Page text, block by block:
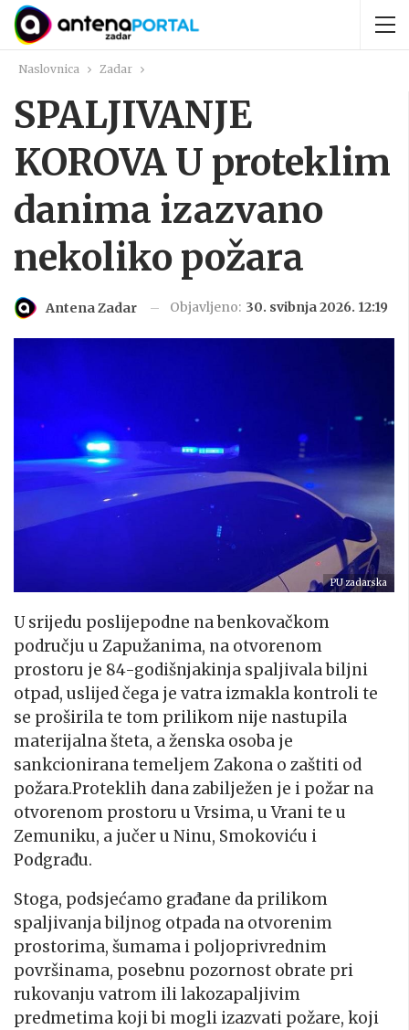
Naslovnica Zadar
SPALJIVANJE
KOROVA U proteklim
danima izazvano
nekoliko požara
Antena Zadar Objavljeno: 30. svibnja 2026. 12:19
PU zadarska
U srijedu poslijepodne na benkovačkom
području u Zapužanima, na otvorenom
prostoru je 84-godišnjakinja spaljivala biljni
otpad, uslijed čega je vatra izmakla kontroli te
se proširila te tom prilikom nije nastupila
materijalna šteta, a ženska osoba je
sankcionirana temeljem Zakona o zaštiti od
požara.Proteklih dana zabilježen je i požar na
otvorenom prostoru u Vrsima, u Vrani te u
Zemuniku, a jučer u Ninu, Smokoviću i
Podgrađu.
Stoga, podsjećamo građane da prilikom
spaljivanja biljnog otpada na otvorenim
prostorima, šumama i poljoprivrednim
površinama, posebnu pozornost obrate pri
rukovanju vatrom ili lakozapaljivim
predmetima koji bi mogli izazvati požare, koji